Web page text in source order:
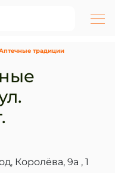
традиции
Королёва, 9а , 1